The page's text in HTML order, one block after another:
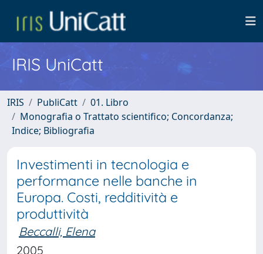
IRIS UniCatt
IRIS PubliCatt
01. Libro
Monografia o Trattato scientifico; Concordanza;
Indice; Bibliografia
Investimenti in tecnologia e
performance nelle banche in
Europa. Costi, redditività e
produttività
Beccalli, Elena
2005